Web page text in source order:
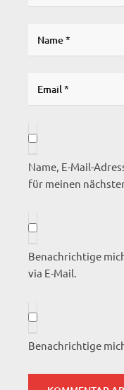
Name, E-Mail-
für meinen
Benachrichtige
via E-Mail.
Benachrichtige